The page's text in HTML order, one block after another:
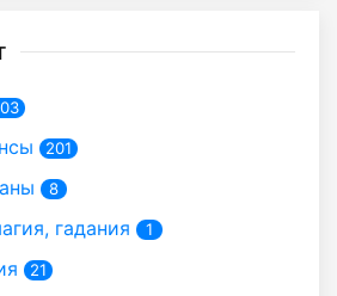
201
8
гадания 1
21